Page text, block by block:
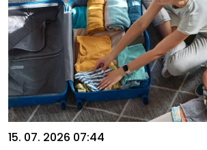
15. 07. 2026 07:44